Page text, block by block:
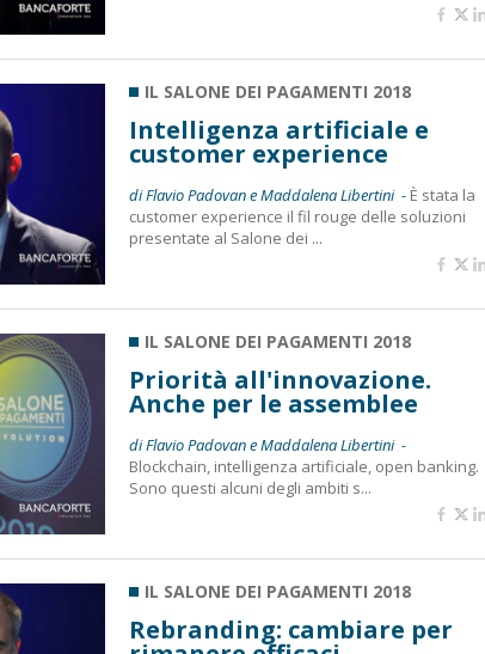
IL SALONE DEI PAGAMENTI 2018
Intelligenza artificiale e
customer experience
di Flavio Padovan e Maddalena Libertini - È stata la
customer experience il fil rouge delle soluzioni
presentate al Salone dei ...
IL SALONE DEI PAGAMENTI 2018
Priorità all'innovazione.
Anche per le assemblee
di Flavio Padovan e Maddalena Libertini -
Blockchain, intelligenza artificiale, open banking.
Sono questi alcuni degli ambiti s...
IL SALONE DEI PAGAMENTI 2018
Rebranding: cambiare per